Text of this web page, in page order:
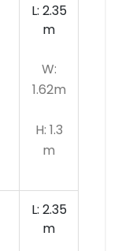
L: 2.35
m
W:
1.62m
H: 1.3
m
L: 2.35
m